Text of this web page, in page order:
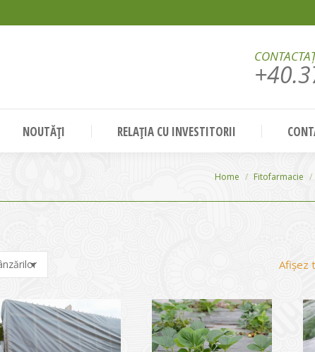
NOUTĂȚI RELAȚIA CU INVESTITORII
You are here:
Home Fitofarmacie
Afișez